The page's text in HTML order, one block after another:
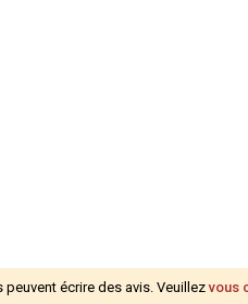
écrire des avis. Veuillezvous